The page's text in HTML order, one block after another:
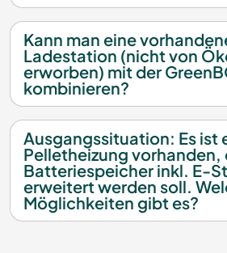
Kann man eine
Ladestation (nicht von
erworben) mit der
kombinieren?
Ausgangssituation: Es ist
Pelletheizung vorhanden,
Batteriespeicher inkl. E-
erweitert werden soll.
Möglichkeiten gibt es?